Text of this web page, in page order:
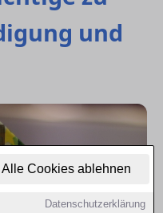
Alle Cookies ablehnen
Datenschutzerklärung
und